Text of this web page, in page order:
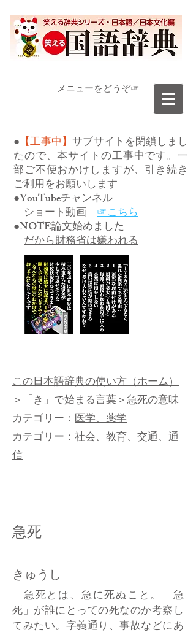
​メニューをどうぞ☞
● 【工事中】サブサイトを閉鎖しまし
たので、本サイトの工事中です。一
部ご不便おかけしますが、引き続き
ご利用をお願いします
●YouTubeチャンネル
ショート動画 ☞こちら
●NOTE論文始めました
だから財務省は嫌われる
この日本語辞典の使い方（ホーム）
＞「き」で始まる言葉＞急死の意味
カテゴリー： 医学、薬学
カテゴリー： 社会、教育、交通、通
信
急死
きゅうし
急死とは、急に死ぬこと。「急
死」が誰にとっての死なのか考察し
てみたい。字義通り、事故などにあ